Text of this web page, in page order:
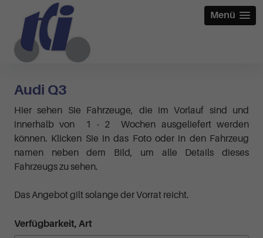
Menü
Audi Q3
Hier sehen Sie Fahrzeuge, die im Vorlauf sind und
innerhalb von 1 - 2 Wochen ausgeliefert werden
können. Klicken Sie in das Foto oder in den Fahrzeug
namen neben dem Bild, um alle Details dieses
Fahrzeugs zu sehen.
Das Angebot gilt solange der Vorrat reicht.
Verfügbarkeit, Art